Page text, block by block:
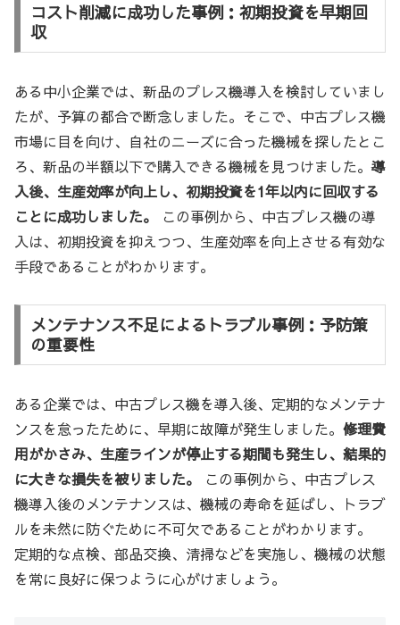
コスト削減に成功した事例：初期投資を早期回
収
ある中小企業では、新品のプレス機導入を検討していまし
たが、予算の都合で断念しました。そこで、中古プレス機
市場に目を向け、自社のニーズに合った機械を探したとこ
ろ、新品の半額以下で購入できる機械を見つけました。導
入後、生産効率が向上し、初期投資を1年以内に回収する
ことに成功しました。
この事例から、中古プレス機の導
入は、初期投資を抑えつつ、生産効率を向上させる有効な
手段であることがわかります。
メンテナンス不足によるトラブル事例：予防策
の重要性
ある企業では、中古プレス機を導入後、定期的なメンテナ
ンスを怠ったために、早期に故障が発生しました。 修理費
用がかさみ、生産ラインが停止する期間も発生し、結果的
に大きな損失を被りました。
この事例から、中古プレス
機導入後のメンテナンスは、機械の寿命を延ばし、トラブ
ルを未然に防ぐために不可欠であることがわかります。
定期的な点検、部品交換、清掃などを実施し、機械の状態
を常に良好に保つように心がけましょう。